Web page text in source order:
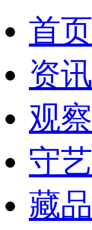
首页
资讯
观察
守艺
藏品